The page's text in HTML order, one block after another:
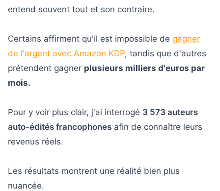
4 Peut-on vivre de l'autoédition aujourd'hui ?
entend souvent tout et son contraire.
Certains affirment qu'il est impossible de gagner
de l'argent avec Amazon KDP, tandis que d'autres
prétendent gagner plusieurs milliers d'euros par
mois.
Pour y voir plus clair, j'ai interrogé 3 573 auteurs
auto-édités francophones afin de connaître leurs
revenus réels.
Les résultats montrent une réalité bien plus
nuancée.